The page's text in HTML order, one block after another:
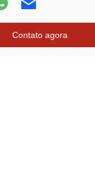
Contato agora